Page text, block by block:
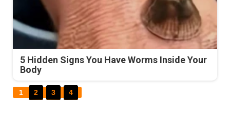
5 Hidden Signs You Have Worms Inside Your
Body
1 2 3 4